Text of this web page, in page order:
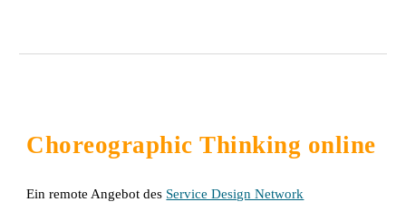
Choreographic Thinking online
Ein remote Angebot des Service Design Network